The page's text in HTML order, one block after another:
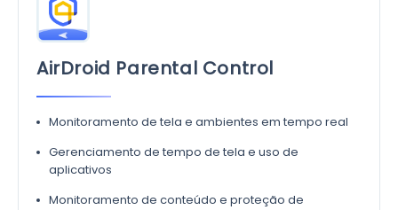
AirDroid Parental Control
Monitoramento de tela e ambientes em tempo real
Gerenciamento de tempo de tela e uso de
aplicativos
Monitoramento de conteúdo e proteção de